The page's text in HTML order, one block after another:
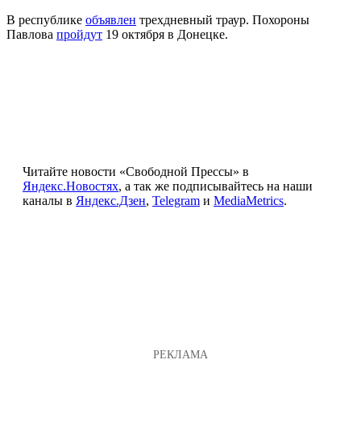
В республике объявлен трехдневный траур. Похороны
Павлова пройдут 19 октября в Донецке.
Читайте новости «Свободной Прессы» в
Яндекс.Новостях, а так же подписывайтесь на наши
каналы в Яндекс.Дзен, Telegram и MediaMetrics.